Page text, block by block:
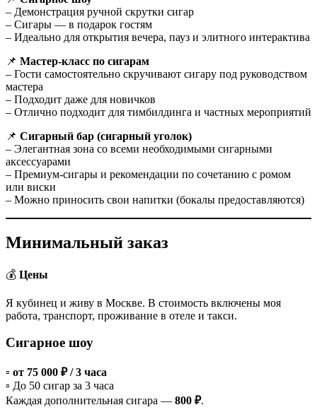
– Демонстрация ручной скрутки сигар
– Сигары — в подарок гостям
– Идеально для открытия вечера, пауз и элитного интерактива
📌 Мастер-класс по сигарам
– Гости самостоятельно скручивают сигару под руководством
мастера
– Подходит даже для новичков
– Отлично подходит для тимбилдинга и частных мероприятий
📌 Сигарный бар (сигарный уголок)
– Элегантная зона со всеми необходимыми сигарными
аксессуарами
– Премиум-сигары и рекомендации по сочетанию с ромом
или виски
– Можно приносить свои напитки (бокалы предоставляются)
Минимальный заказ
💰 Цены
Я кубинец и живу в Москве. В стоимость включены моя
работа, транспорт, проживание в отеле и такси.
Сигарное шоу
▫️ от 75 000 ₽ / 3 часа
▫️ До 50 сигар за 3 часа
Каждая дополнительная сигара — 800 ₽.